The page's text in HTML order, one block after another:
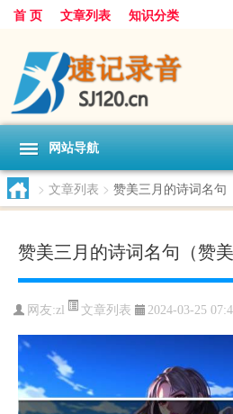
首 页 文章列表 知识分类
网站导航
> 文章列表 > 赞美三月的诗词名句
赞美三月的诗词名句（赞
网友:zl 文章列表 2024-03-25